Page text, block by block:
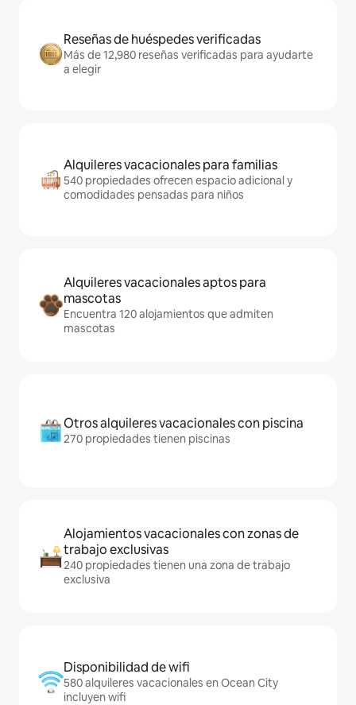
Reseñas de huéspedes verificadas
Más de 12,980 reseñas verificadas para ayudarte
a elegir
Alquileres vacacionales para familias
540 propiedades ofrecen espacio adicional y
comodidades pensadas para niños
Alquileres vacacionales aptos para
mascotas
Encuentra 120 alojamientos que admiten
mascotas
Otros alquileres vacacionales con piscina
270 propiedades tienen piscinas
Alojamientos vacacionales con zonas de
trabajo exclusivas
240 propiedades tienen una zona de trabajo
exclusiva
Disponibilidad de wifi
580 alquileres vacacionales en Ocean City
incluyen wifi